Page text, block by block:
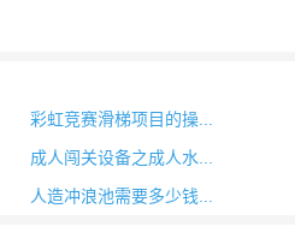
彩虹竞赛滑梯项目的操...
成人闯关设备之成人水...
人造冲浪池需要多少钱...